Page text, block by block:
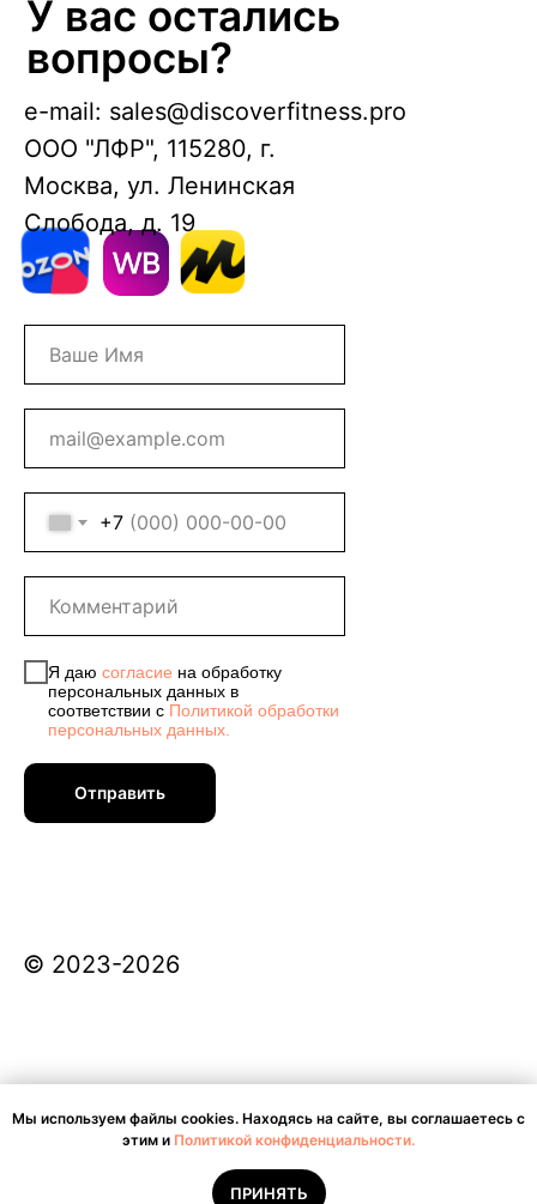
Мы используем файлы cookies. Находясь на сайте, вы соглашаетесь с
этим и Политикой конфиденциальности.
ПРИНЯТЬ
e-mail: sales@discoverfitness.pro
У вас остались
вопросы?
+7
Я даю согласие на обработку
персональных данных в
соответствии с Политикой обработки
персональных данных.
Отправить
ООО "ЛФР", 115280, г.
Москва, ул. Ленинская
Слобода, д. 19
© 2023-2026
СОГЛАСИЕ НА ОБРАБОТКУ ПЕРСОНАЛЬНЫХ ДАННЫХ
ПОЛИТИКА КОНФИДЕНЦИАЛЬНОСТИ